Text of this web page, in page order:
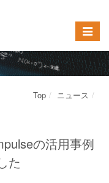
Top ニュース
の活用事例
た